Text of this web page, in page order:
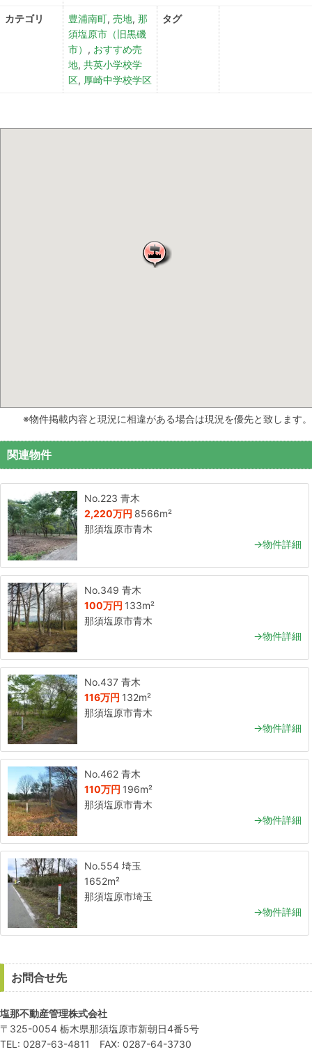
カテゴリ 豊浦南町, 売地, 那
須塩原市（旧黒磯
市） , おすすめ売
地, 共英小学校学
区, 厚崎中学校学区
タグ
※物件掲載内容と現況に相違がある場合は現況を優先と致します。
関連物件
No.223 青木
2,220万円 8566m²
那須塩原市青木
→物件詳細
No.349 青木
100万円 133m²
那須塩原市青木
→物件詳細
No.437 青木
116万円 132m²
那須塩原市青木
→物件詳細
No.462 青木
110万円 196m²
那須塩原市青木
→物件詳細
No.554 埼玉
1652m²
那須塩原市埼玉
→物件詳細
お問合せ先
塩那不動産管理株式会社
〒325-0054 栃木県那須塩原市新朝日4番5号
TEL: 0287-63-4811 FAX: 0287-64-3730